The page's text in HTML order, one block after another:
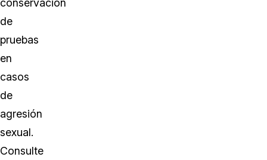
conservación
de
pruebas
en
casos
de
agresión
sexual.
Consulte